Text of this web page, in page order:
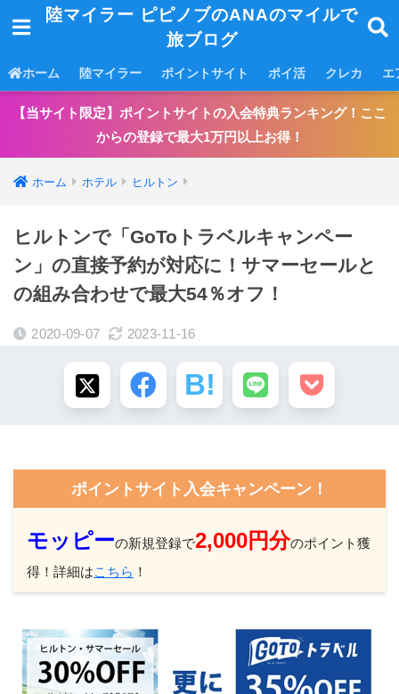
陸マイラー ピピノブのANAのマイルで
旅ブログ
ホーム 陸マイラー ポイントサイト ポイ活 クレカ エ
【当サイト限定】ポイントサイトの入会特典ランキング！ここ
からの登録で最大1万円以上お得！
ホーム ホテル ヒルトン
ヒルトンで「GoToトラベルキャンペー
ン」の直接予約が対応に！サマーセールと
の組み合わせで最大54％オフ！
2020-09-07 2023-11-16
ポイントサイト入会キャンペーン！
モッピーの新規登録で2,000円分のポイント獲
得！詳細はこちら ！